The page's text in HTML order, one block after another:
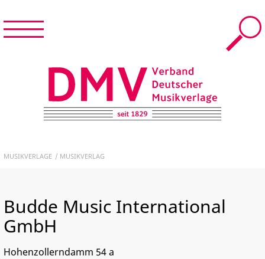
START
NEWS & TERMINE
MUSIKVERLAGE
FÜR MITGLIEDER
MUSIKVERLAGE MUSIKVERLAG
Budde Music International
GmbH
Hohenzollerndamm 54 a